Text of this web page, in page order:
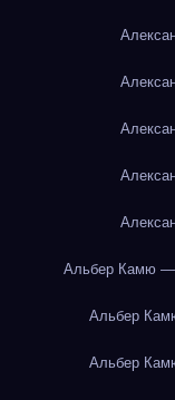
Альбер Камю —
Альбер
Альбер